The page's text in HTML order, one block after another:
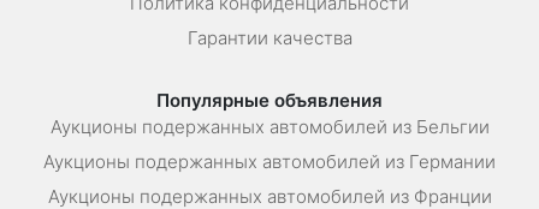
Гарантии качества
Популярные объявления
Аукционы подержанных автомобилей из Бельгии
Аукционы подержанных автомобилей из Германии
Аукционы подержанных автомобилей из Франции